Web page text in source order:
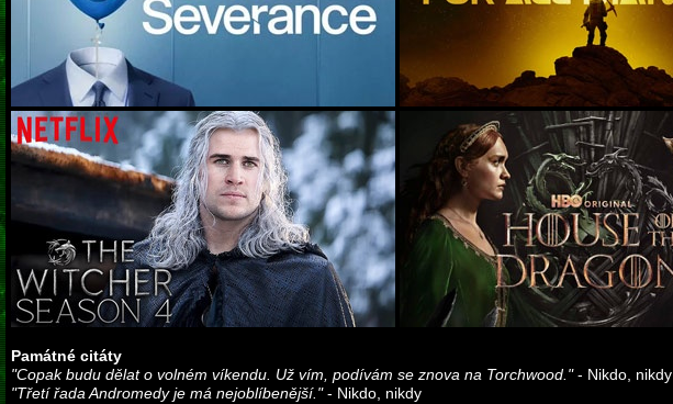
Památné citáty
"Copak budu dělat o volném víkendu. Už vím, podívám se znova na Torchwood."- Nikdo, nikdy
"Třetí řada Andromedy je má nejoblíbenější."- Nikdo, nikdy